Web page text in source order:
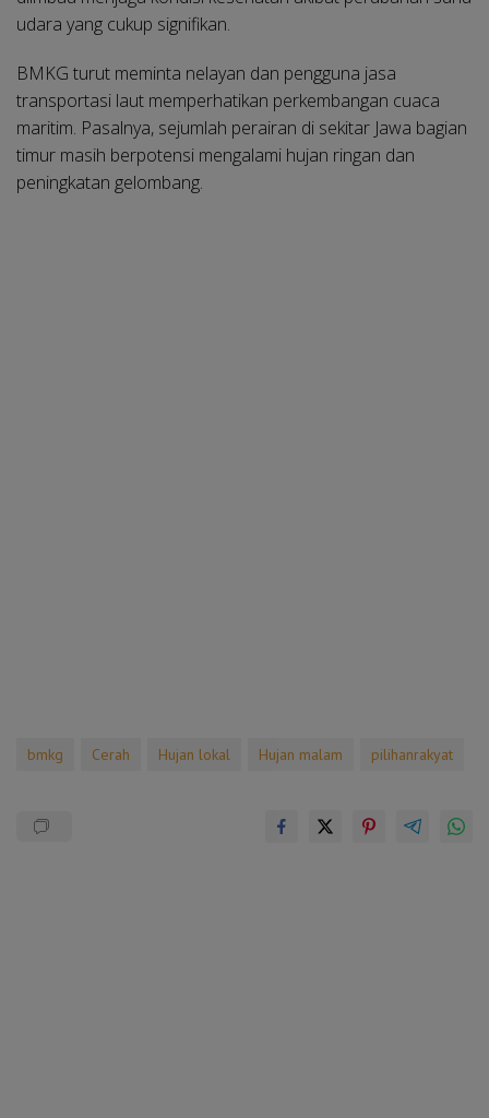
udara yang cukup signifikan.
BMKG turut meminta nelayan dan pengguna jasa
transportasi laut memperhatikan perkembangan cuaca
maritim. Pasalnya, sejumlah perairan di sekitar Jawa bagian
timur masih berpotensi mengalami hujan ringan dan
peningkatan gelombang.
bmkg Cerah Hujan lokal Hujan malam pilihanrakyat